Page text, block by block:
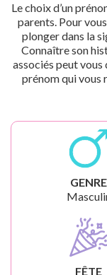
Le choix d’un
parents. Pour
plonger dans la
Connaître son
associés peut vous
prénom qui vous
GENRE
FÊTE